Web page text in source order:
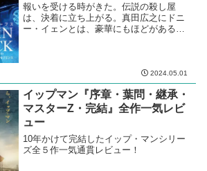
報いを受ける時がきた。伝説の殺し屋
は、決着に立ち上がる。真田広之にドニ
ー・イェンとは、豪華にもほどがあるシ
2024.05.01
イップマン『序章・葉問・継承・
マスターZ・完結』全作一気レビ
ュー
10年かけて完結したイップ・マンシリー
ズ全５作一気通貫レビュー！